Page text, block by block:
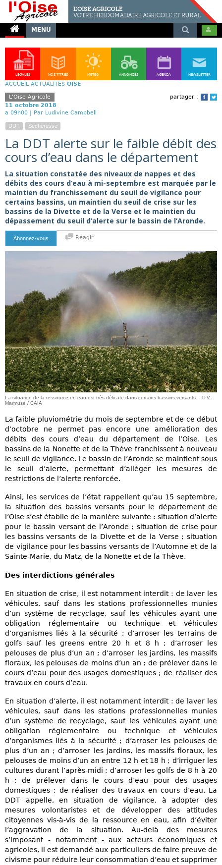
MENU
LÉGALES NOS TITRES MÉTÉO ANNONCES AGENDA NEWSLETTER
ACCUEIL ACTUALITÉS OISE
partager :
L'Oise Agricole
11 octobre 2018
a 09h00 | Par Ludivine Campbell
DDT Secheresse
La DDT alerte sur le faible débit des
cours d’eau dans le département
La situation constatée des niveaux de nappes et des
débits des cours d’eau à mi-septembre est marquée par le
maintien du franchissement du seuil de vigilance pour
certains bassins, un maintien du seuil de crise sur les
bassins de la Divette et de la Verse et le maintien du
dépassement du seuil d’alerte sur le bassin de l’Aronde.
Abonnez-vous Reagir
La situation de la ressource en eau est très délicate dans certains bassins versants. - © V.
Marmuse / CAIA
La faible pluviométrie du mois de septembre et de ce début
d’octobre ne permet pas encore une amélioration des
débits des cours d’eau du département de l’Oise. Les
bassins de la Nonette et de la Thève franchissent à nouveau
le seuil de vigilance. Le bassin de l’Aronde se maintient sous
le seuil d’alerte, permettant d’alléger les mesures de
restrictions de l’alerte renforcée.
Ainsi, les services de l’état rappellent qu’au 15 septembre,
la situation des bassins versants pour le département de
l’Oise s’est établie de la manière suivante : situation d’alerte
pour le bassin versant de l’Aronde ; situation de crise pour
les bassins versants de la Divette et de la Verse ; situation
de vigilance pour les bassins versants de l’Automne et de la
Sainte-Marie, du Matz, de la Nonette et de la Thève.
Des interdictions générales
En situation de crise, il est notamment interdit : de laver les
véhicules, sauf dans les stations professionnelles munies
d’un système de recyclage, sauf les véhicules ayant une
obligation réglementaire ou technique et véhicules
d’organismes liés à la sécurité ; d’arroser les terrains de
golfs sauf les greens entre 20 h et 8 h ; d’arroser les
pelouses de plus d’un an ; d’arroser les jardins, les massifs
floraux, les pelouses de moins d’un an ; de prélever dans le
cours d’eau pour des usages domestiques ; de réaliser des
travaux en cours d’eau.
En situation d’alerte, il est notamment interdit : de laver les
véhicules, sauf dans les stations professionnelles munies
d’un système de recyclage, sauf les véhicules ayant une
obligation réglementaire ou technique et véhicules
d’organismes liés à la sécurité ; d’arroser les pelouses de
plus d’un an ; d’arroser les jardins, les massifs floraux, les
pelouses de moins d’un an entre 12 h et 18 h ; d’irriguer les
cultures durant l’après-midi ; d’arroser les golfs de 8 h à 20
h ; de prélever dans le cours d’eau pour des usages
domestiques ; de réaliser des travaux en cours d’eau. La
DDT appelle, en situation de vigilance, à adopter des
mesures volontaristes et de développer des attitudes
citoyennes vis-à-vis de la ressource en eau, afin d’éviter
l’aggravation de la situation. Au-delà des mesures
s’imposant - notamment - aux acteurs économiques et
agricoles, il est demandé aux particuliers de faire preuve de
civisme pour réduire leur consommation d’eau et supprimer